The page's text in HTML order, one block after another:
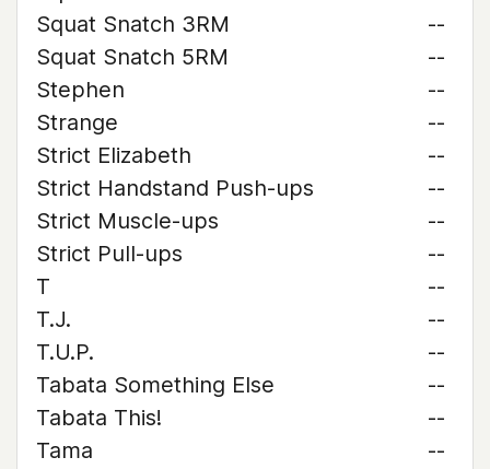
Squat Snatch 3RM
--
Squat Snatch 5RM
--
Stephen
--
Strange
--
Strict Elizabeth
--
Strict Handstand Push-ups
--
Strict Muscle-ups
--
Strict Pull-ups
--
T
--
T.J.
--
T.U.P.
--
Tabata Something Else
--
Tabata This!
--
Tama
--